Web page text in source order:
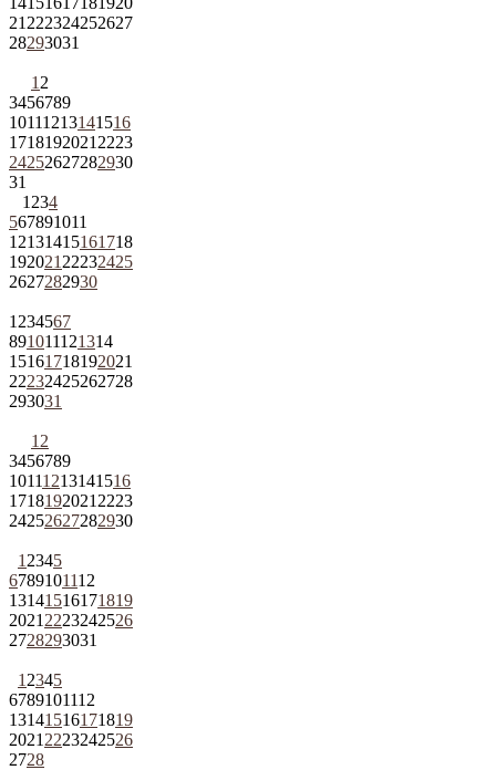
21 222324252627
28293031
1 2
3456789
10111213141516
1718192021 2223
24252627282930
31
1 234
567891011
12131415161718
192021 22232425
2627282930
1 234567
891011121314
15161718192021
22232425262728
293031
1 2
3456789
10111213141516
1718192021 2223
24252627282930
1 2345
6789101112
13141516171819
2021 2223242526
2728293031
1 2345
6789101112
13141516171819
2021 2223242526
2728